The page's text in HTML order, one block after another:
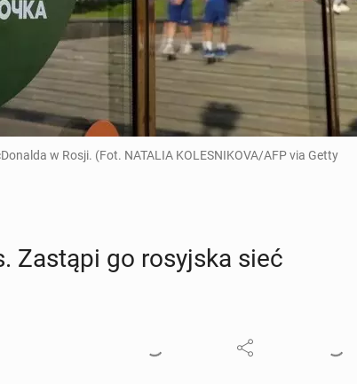
w Rosji. (Fot. NATALIA KOLESNIKOVA/AFP via Getty
Zastąpi go ro­syj­ska sieć